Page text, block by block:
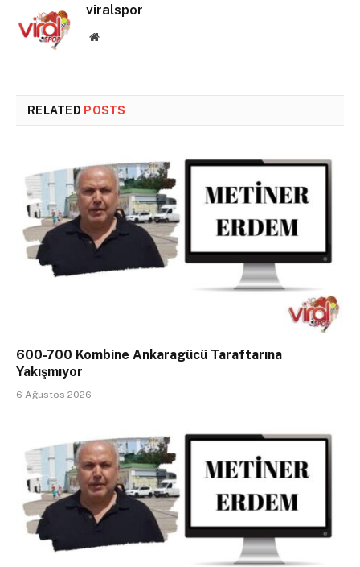
viralspor
Website
RELATED POSTS
600-700 Kombine Ankaragücü Taraftarına
Yakışmıyor
6 Ağustos 2026